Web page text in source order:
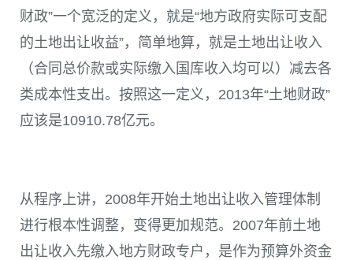
财政”一个宽泛的定义，就是“地方政府实际可支配
的土地出让收益”，简单地算，就是土地出让收入
（合同总价款或实际缴入国库收入均可以）减去各
类成本性支出。按照这一定义，2013年“土地财政”
应该是10910.78亿元。
从程序上讲，2008年开始土地出让收入管理体制
进行根本性调整，变得更加规范。2007年前土地
出让收入先缴入地方财政专户，是作为预算外资金